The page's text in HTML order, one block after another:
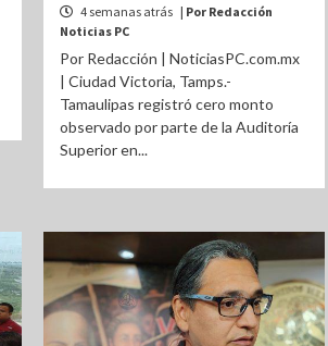
4 semanas atrás | Por Redacción
Noticias PC
Por Redacción | NoticiasPC.com.mx
| Ciudad Victoria, Tamps.-
Tamaulipas registró cero monto
observado por parte de la Auditoría
Superior en...